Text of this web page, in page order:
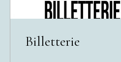
Billetterie